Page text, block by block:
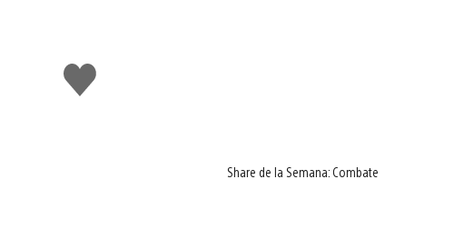
Me
gusta
Share de la Semana: Combate